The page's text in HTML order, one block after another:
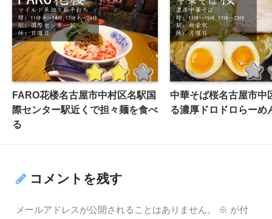
FARO花楼名古屋市中村区名駅国
際センター駅近くで担々麺を食べ
る
中華そば桜名古屋市中
る濃厚ドロドロらーめ
コメントを残す
メールアドレスが公開されることはありません。 ※ が付